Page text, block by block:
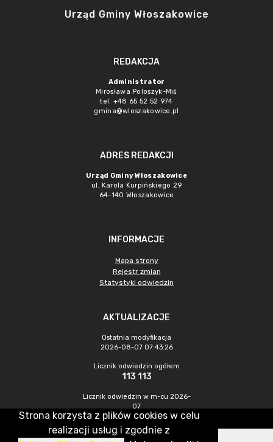
Urząd Gminy Włoszakowice
REDAKCJA
Administrator
Mirosława Poloszyk-Miś
tel. +48 65 52 52 974
gmina@wloszakowice.pl
ADRES REDAKCJI
Urząd Gminy Włoszakowice
ul. Karola Kurpińskiego 29
64-140 Włoszakowice
INFORMACJE
Mapa strony
Rejestr zmian
Statystyki odwiedzin
AKTUALIZACJE
Ostatnia modyfikacja
2026-08-07 07:43:26
Licznik odwiedzin ogółem
113 113
Licznik odwiedzin w m-cu 2026-
07
443
Strona korzysta z plików cookies w celu
realizacji usług i zgodnie z